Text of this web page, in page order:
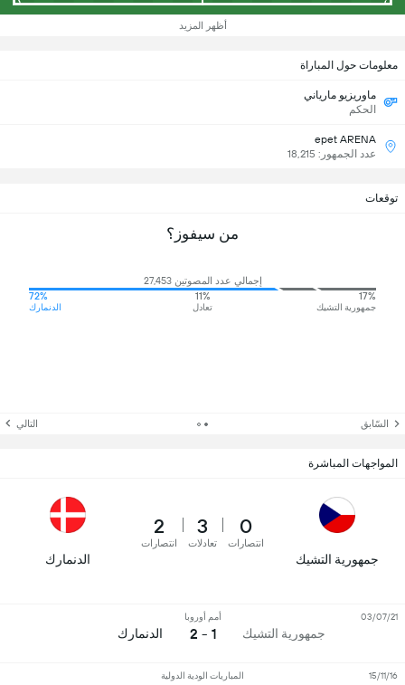
أظهر المزيد
معلومات حول المباراة
ماوريزيو مارياني
الحكم
epet ARENA
عدد الجمهور: 18,215
توقعات
من سيفوز؟
إجمالي عدد المصوتين 27,453
17%
جمهورية التشيك
11%
تعادل
72%
الدنمارك
السّابق التالي
المواجهات المباشرة
جمهورية التشيك
0
انتصارات
3
تعادلات
2
انتصارات
الدنمارك
جمهورية التشيك
أمم أوروبا
1 - 2 الدنمارك
03/07/21
المباريات الودية الدولية 15/11/16